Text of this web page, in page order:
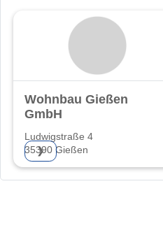
Wohnbau Gießen
GmbH
Ludwigstraße 4
35390 Gießen
❯